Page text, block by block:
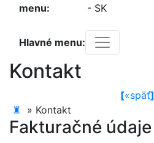
menu:
- SK
Hlavné menu:
Kontakt
[«späť]
♜
» Kontakt
Fakturačné údaje